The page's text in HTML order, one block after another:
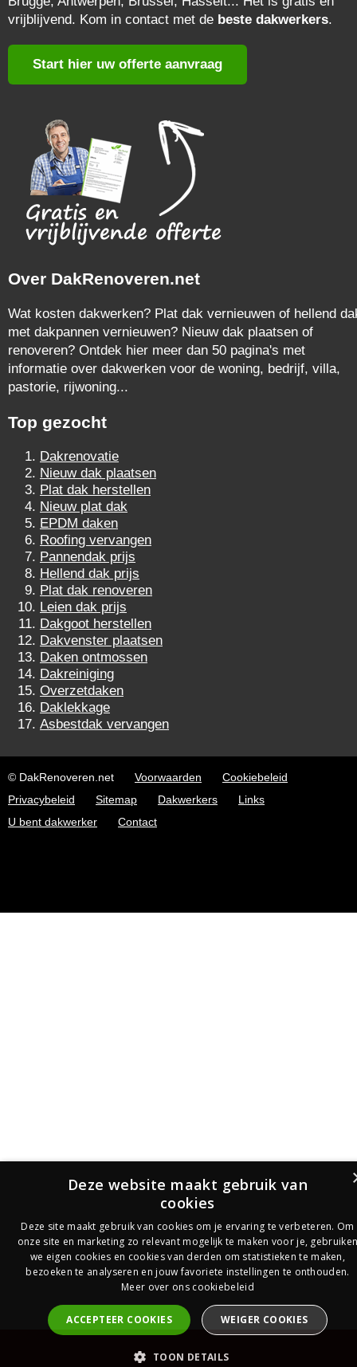
vrijblijvend. Kom in contact met de beste dakwerkers.
Start hier uw offerte aanvraag
Over DakRenoveren.net
Wat kosten dakwerken? Plat dak vernieuwen of hellend
met dakpannen vernieuwen? Nieuw dak plaatsen of
renoveren? Ontdek hier meer dan 50 pagina's met
informatie over dakwerken voor de woning, bedrijf, villa,
pastorie, rijwoning...
Top gezocht
Dakrenovatie
Nieuw dak plaatsen
Plat dak herstellen
Nieuw plat dak
EPDM daken
Roofing vervangen
Pannendak prijs
Hellend dak prijs
Plat dak renoveren
Leien dak prijs
Dakgoot herstellen
Dakvenster plaatsen
Daken ontmossen
Dakreiniging
Overzetdaken
Daklekkage
Asbestdak vervangen
© DakRenoveren.net Voorwaarden
Cookiebeleid
Privacybeleid
Sitemap Dakwerkers
Links
U bent dakwerker
Contact
PrijsOfferte
Deze website maakt gebruik van
cookies
Deze site maakt gebruik van cookies om je ervaring te verbeteren. Om
onze site en marketing zo relevant mogelijk te maken voor je,
we eigen cookies en cookies van derden om statistieken te maken,
bezoeken te analyseren en jouw favoriete instellingen te onthouden.
Meer over ons cookiebeleid
ACCEPTEER COOKIES WEIGER COOKIES
TOON DETAILS